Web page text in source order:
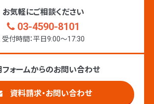
お気軽にご相談ください
03-4590-8101
受付時間：平日9:00〜17:30
ォームからのお問い合わせ
資料請求・お問い合わせ